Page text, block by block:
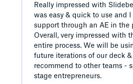
Really impressed with
was easy & quick to use and
support through an AE in the
Overall, very impressed with
entire process. We will be
future iterations of our deck
recommend to other teams -
stage entrepreneurs.